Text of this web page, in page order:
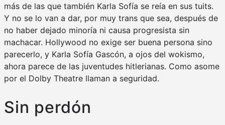
más de las que también Karla Sofía se reía en sus tuits.
Y no se lo van a dar, por muy trans que sea, después de
no haber dejado minoría ni causa progresista sin
machacar. Hollywood no exige ser buena persona sino
parecerlo, y Karla Sofía Gascón, a ojos del wokismo,
ahora parece de las juventudes hitlerianas. Como asome
por el Dolby Theatre llaman a seguridad.
Sin perdón